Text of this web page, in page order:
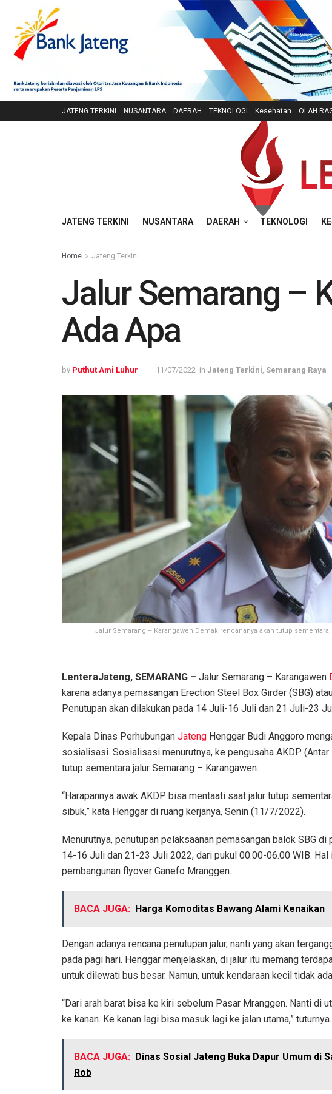
JATENG TERKINI NUSANTARA DAERAH TEKNOLOGI Kesehatan OLAH
JATENG TERKINI NUSANTARA DAERAH TEKNOLOGI
Home Jateng Terkini
Jalur Semarang –
Ada Apa
by Puthut Ami Luhur 11/07/2022 in Jateng Terkini Semarang Raya
Jalur Semarang – Karangawen Demak rencananya akan tutup
LenteraJateng, SEMARANG – Jalur Semarang – Karangawen
karena adanya pemasangan Erection Steel Box Girder (SBG)
Penutupan akan dilakukan pada 14 Juli-16 Juli dan 21 Juli-23
Kepala Dinas Perhubungan Jateng Henggar Budi Anggoro
sosialisasi. Sosialisasi menurutnya, ke pengusaha AKDP
tutup sementara jalur Semarang – Karangawen.
“Harapannya awak AKDP bisa mentaati saat jalur tutup
sibuk,” kata Henggar di ruang kerjanya, Senin (11/7/2022).
Menurutnya, penutupan pelaksaanan pemasangan balok SBG
14-16 Juli dan 21-23 Juli 2022, dari pukul 00.00-06.00 WIB.
pembangunan flyover Ganefo Mranggen.
BACA JUGA: Harga Komoditas Bawang Alami Kenaikan
Dengan adanya rencana penutupan jalur, nanti yang akan
pada pagi hari. Henggar menjelaskan, di jalur itu memang
untuk dilewati bus besar. Namun, untuk kendaraan kecil tidak
“Dari arah barat bisa ke kiri sebelum Pasar Mranggen. Nanti di
ke kanan. Ke kanan lagi bisa masuk lagi ke jalan utama,” tuturnya.
BACA JUGA: Dinas Sosial Jateng Buka Dapur Umum di
Rob